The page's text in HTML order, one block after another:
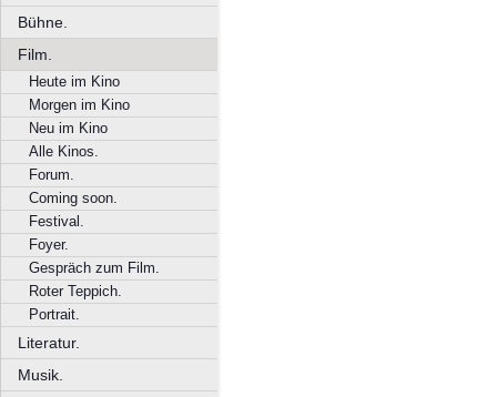
Bühne.
Film.
Heute im Kino
Morgen im Kino
Neu im Kino
Alle Kinos.
Forum.
Coming soon.
Festival.
Foyer.
Gespräch zum Film.
Roter Teppich.
Portrait.
Literatur.
Musik.